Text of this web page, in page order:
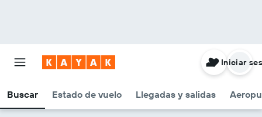
Buscar Estado de vuelo Llegadas y salidas
Iniciar